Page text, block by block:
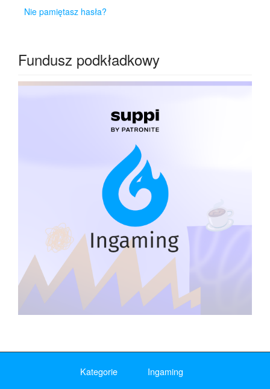
Nie pamiętasz hasła?
Fundusz podkładkowy
Kategorie
Ingaming